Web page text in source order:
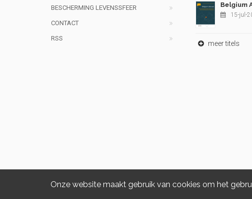
Onze website maakt gebruik van cookies om het
BESCHERMING LEVENSSFEER
CONTACT
RSS
Belgium
15-jul-
meer titels